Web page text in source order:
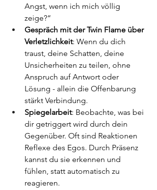
Angst, wenn ich mich völlig
zeige?“
Gespräch mit der Twin Flame über
Verletzlichkeit: Wenn du dich
traust, deine Schatten, deine
Unsicherheiten zu teilen, ohne
Anspruch auf Antwort oder
Lösung - allein die Offenbarung
stärkt Verbindung.
Spiegelarbeit: Beobachte, was bei
dir getriggert wird durch dein
Gegenüber. Oft sind Reaktionen
Reflexe des Egos. Durch Präsenz
kannst du sie erkennen und
fühlen, statt automatisch zu
reagieren.